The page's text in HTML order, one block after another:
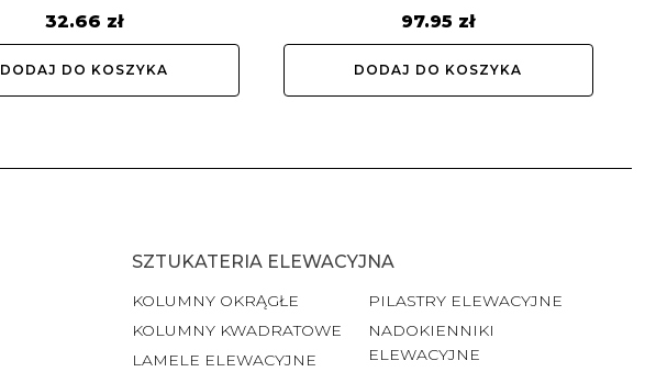
32.66 zł
DODAJ DO KOSZYKA
97.95 zł
DODAJ DO KOSZYKA
SZTUKATERIA ELEWACYJNA
KOLUMNY OKRĄGŁE
KOLUMNY KWADRATOWE
LAMELE ELEWACYJNE
PILASTRY ELEWACYJNE
NADOKIENNIKI
ELEWACYJNE